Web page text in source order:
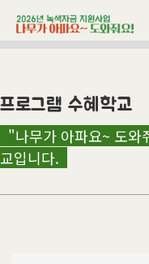
프로그램 수혜학교
"나무가 아파요~ 도와
교입니다.